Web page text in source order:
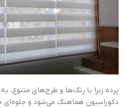
پرده زبرا با رنگ‌ها و طرح‌های متنوع،
دکوراسیون هماهنگ می‌شود و جلوه‌ای